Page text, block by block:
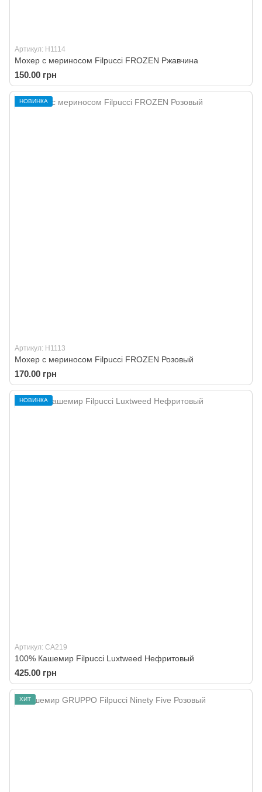
Артикул: H1114
Мохер с мериносом Filpucci FROZEN Ржавчина
150.00 грн
НОВИНКА
Артикул: H1113
Мохер с мериносом Filpucci FROZEN Розовый
170.00 грн
НОВИНКА
Артикул: CA219
100% Кашемир Filpucci Luxtweed Нефритовый
425.00 грн
ХИТ